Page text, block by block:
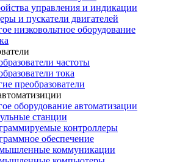
управления и индикации
и пускатели двигателей
низковольтное оборудование
частоты
тока
преобразователи
оборудование автоматизации
станции
контроллеры
обеспечение
коммуникации